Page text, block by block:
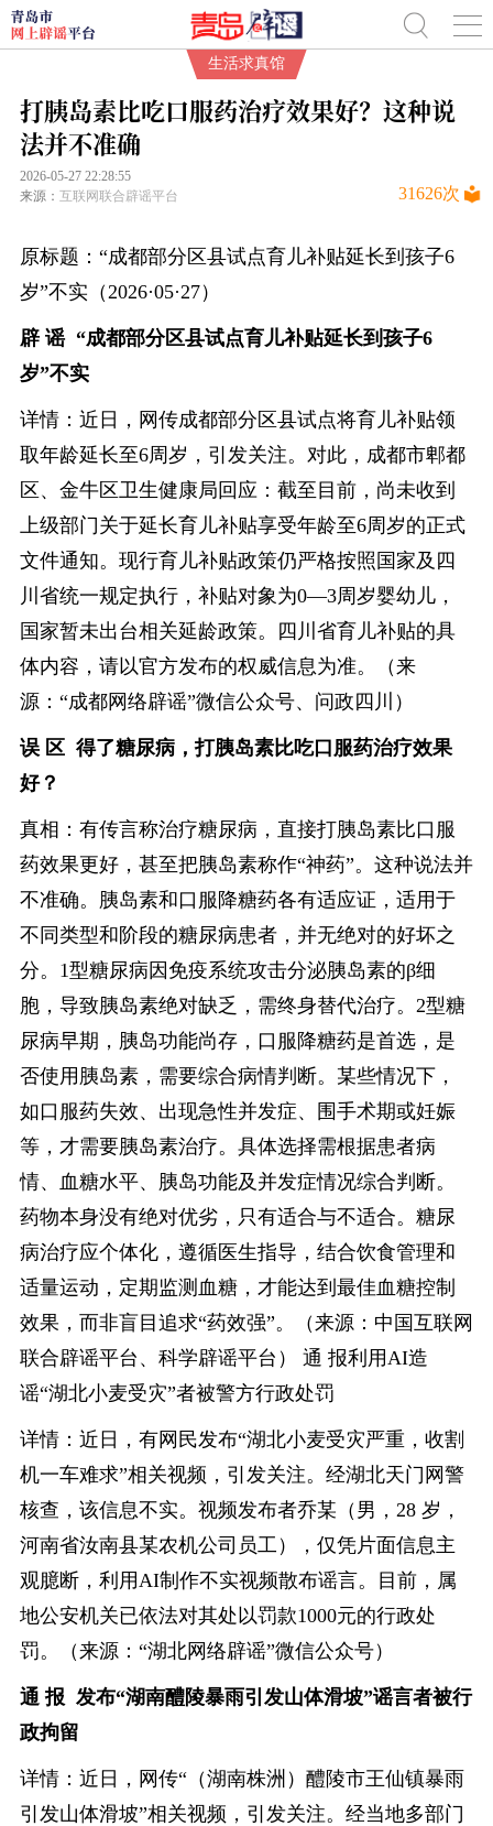
打胰岛素比吃口服药治疗效果好？这种说
法并不准确
2026-05-27 22:28:55
来源： 互联网联合辟谣平台 31626次
原标题：“成都部分区县试点育儿补贴延长到孩子6
岁”不实（2026·05·27）
辟 谣 “成都部分区县试点育儿补贴延长到孩子6
岁”不实
详情：近日，网传成都部分区县试点将育儿补贴领
取年龄延长至6周岁，引发关注。对此，成都市郫都
区、金牛区卫生健康局回应：截至目前，尚未收到
上级部门关于延长育儿补贴享受年龄至6周岁的正式
文件通知。现行育儿补贴政策仍严格按照国家及四
川省统一规定执行，补贴对象为0—3周岁婴幼儿，
国家暂未出台相关延龄政策。四川省育儿补贴的具
体内容，请以官方发布的权威信息为准。（来
源：“成都网络辟谣”微信公众号、问政四川）
误 区 得了糖尿病，打胰岛素比吃口服药治疗效果
好？
真相：有传言称治疗糖尿病，直接打胰岛素比口服
药效果更好，甚至把胰岛素称作“神药”。这种说法并
不准确。胰岛素和口服降糖药各有适应证，适用于
不同类型和阶段的糖尿病患者，并无绝对的好坏之
分。1型糖尿病因免疫系统攻击分泌胰岛素的β细
胞，导致胰岛素绝对缺乏，需终身替代治疗。2型糖
尿病早期，胰岛功能尚存，口服降糖药是首选，是
否使用胰岛素，需要综合病情判断。某些情况下，
如口服药失效、出现急性并发症、围手术期或妊娠
等，才需要胰岛素治疗。具体选择需根据患者病
情、血糖水平、胰岛功能及并发症情况综合判断。
药物本身没有绝对优劣，只有适合与不适合。糖尿
病治疗应个体化，遵循医生指导，结合饮食管理和
适量运动，定期监测血糖，才能达到最佳血糖控制
效果，而非盲目追求“药效强”。（来源：中国互联网
联合辟谣平台、科学辟谣平台） 通 报利用AI造
谣“湖北小麦受灾”者被警方行政处罚
详情：近日，有网民发布“湖北小麦受灾严重，收割
机一车难求”相关视频，引发关注。经湖北天门网警
核查，该信息不实。视频发布者乔某（男，28 岁，
河南省汝南县某农机公司员工），仅凭片面信息主
观臆断，利用AI制作不实视频散布谣言。目前，属
地公安机关已依法对其处以罚款1000元的行政处
罚。（来源：“湖北网络辟谣”微信公众号）
通 报 发布“湖南醴陵暴雨引发山体滑坡”谣言者被行
政拘留
详情：近日，网传“（湖南株洲）醴陵市王仙镇暴雨
引发山体滑坡”相关视频，引发关注。经当地多部门
生活求真馆